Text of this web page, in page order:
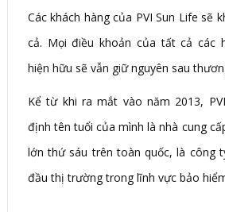
Các khách hàng của PVI Sun Life sẽ
cả. Mọi điều khoản của tất cả các
hiện hữu sẽ vẫn giữ nguyên sau
Kể từ khi ra mắt vào năm 2013,
định tên tuổi của mình là nhà cung
lớn thứ sáu trên toàn quốc, là công
đầu thị trường trong lĩnh vực bảo